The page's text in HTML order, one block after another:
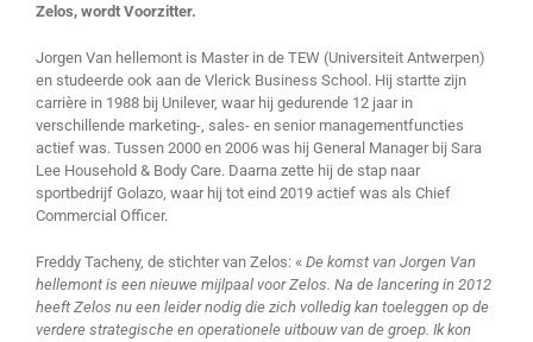
Zelos, wordt Voorzitter.
Jorgen Van hellemont is Master in de TEW (Universiteit Antwerpen)
en studeerde ook aan de Vlerick Business School. Hij startte zijn
carrière in 1988 bij Unilever, waar hij gedurende 12 jaar in
verschillende marketing-, sales- en senior managementfuncties
actief was. Tussen 2000 en 2006 was hij General Manager bij Sara
Lee Household & Body Care. Daarna zette hij de stap naar
sportbedrijf Golazo, waar hij tot eind 2019 actief was als Chief
Commercial Officer.
Freddy Tacheny, de stichter van Zelos: « De komst van Jorgen Van
hellemont is een nieuwe mijlpaal voor Zelos. Na de lancering in 2012
heeft Zelos nu een leider nodig die zich volledig kan toeleggen op de
verdere strategische en operationele uitbouw van de groep. Ik kon